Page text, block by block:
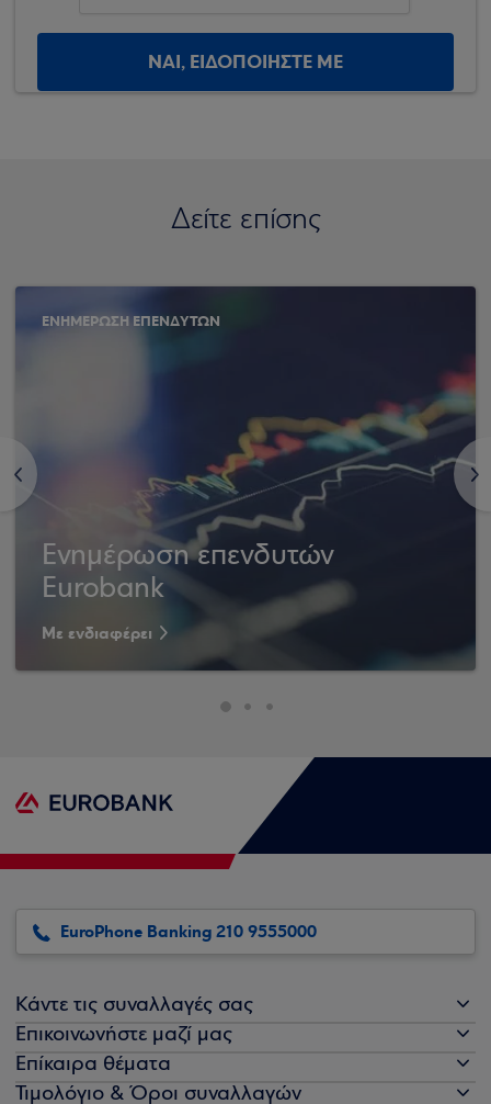
ΝΑΙ, ΕΙΔΟΠΟΙΗΣΤΕ ΜΕ
Δείτε επίσης
<
ΕΝΗΜΕΡΩΣΗ ΕΠΕΝΔΥΤΩΝ
Ενημέρωση επενδυτών
Eurobank
Με ενδιαφέρει
>
EuroPhone Banking 210 9555000
Κάντε τις συναλλαγές σας
Επικοινωνήστε μαζί μας
Επίκαιρα θέματα
Τιμολόγιο & Όροι συναλλαγών